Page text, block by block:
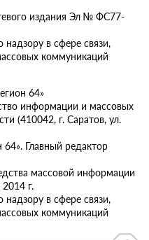
издания Эл № ФС77-
в сфере связи,
коммуникаций
64»
информации и массовых
(410042, г. Саратов, ул.
Главный редактор
массовой информации
г.
в сфере связи,
коммуникаций